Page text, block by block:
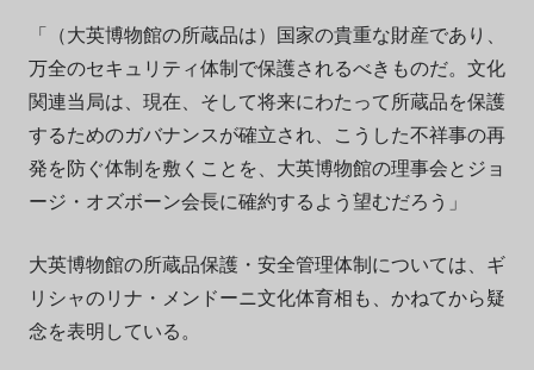
「（大英博物館の所蔵品は）国家の貴重な財産であり、
万全のセキュリティ体制で保護されるべきものだ。文化
関連当局は、現在、そして将来にわたって所蔵品を保護
するためのガバナンスが確立され、こうした不祥事の再
発を防ぐ体制を敷くことを、大英博物館の理事会とジョ
ージ・オズボーン会長に確約するよう望むだろう」
大英博物館の所蔵品保護・安全管理体制については、ギ
リシャのリナ・メンドーニ文化体育相も、かねてから疑
念を表明している。